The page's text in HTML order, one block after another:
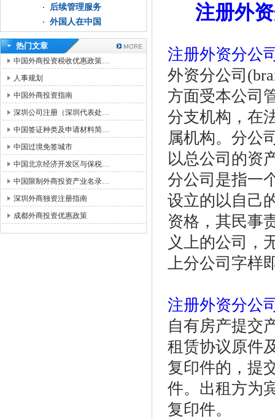
后续管理服务
外国人在中国
热门文章
中国外商投资税收优惠政策…
人事规划
中国外商投资指南
深圳公司注册（深圳代表处…
中国签证种类及申请材料简…
中国过境免签城市
中国北京经济开发区与保税…
中国限制外商投资产业名录…
深圳外商独资注册指南
成都外商投资优惠政策
注册外
注册外资分公
外资分公司
方面受本公司
分支机构，在
属机构。分公
以总公司的资
分公司是指一
设立的以自己
资格，其民事
义上的公司，
上分公司字样
注册外资分公
自有房产提交
租赁协议原件
复印件的，提
件。出租方为
复印件。